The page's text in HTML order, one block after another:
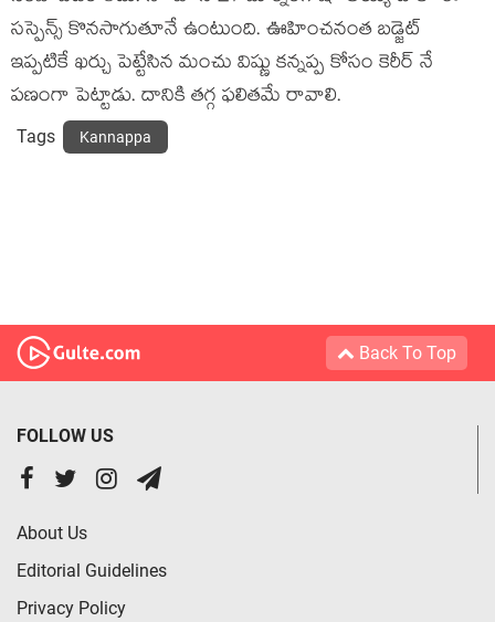
సస్పెన్స్ కొనసాగుతూనే ఉంటుంది. ఊహించనంత బడ్జెట్
ఇప్పటికే ఖర్చు పెట్టేసిన మంచు విష్ణు కన్నప్ప కోసం కెరీర్ నే
పణంగా పెట్టాడు. దానికి తగ్గ ఫలితమే రావాలి.
Tags Kannappa
Back To Top
FOLLOW US
About Us
Editorial Guidelines
Privacy Policy